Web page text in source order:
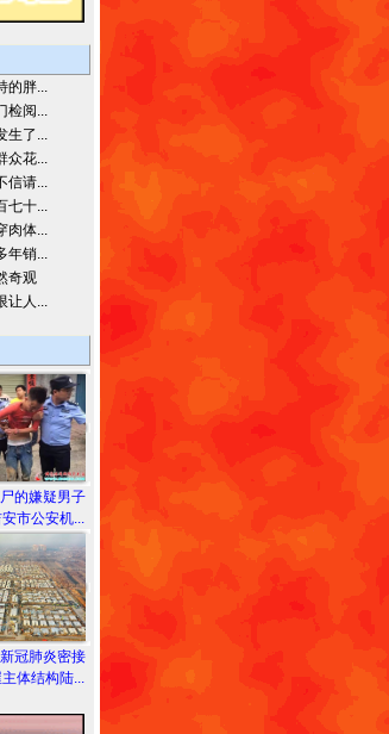
的胖...
检阅...
生了...
众花...
信请...
七十...
肉体...
年销...
奇观
让人...
的嫌疑男子
市公安机...
冠肺炎密接
体结构陆...